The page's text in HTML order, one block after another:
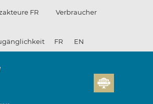
FR Verbraucher
FR EN